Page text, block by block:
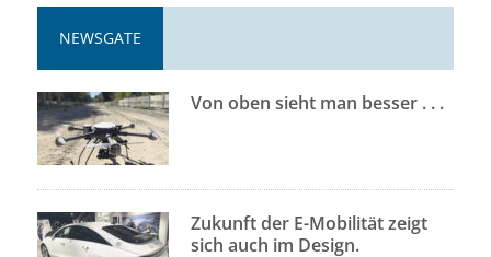
NEWSGATE
Von oben sieht man besser . . .
Zukunft der E-Mobilität zeigt
sich auch im Design.